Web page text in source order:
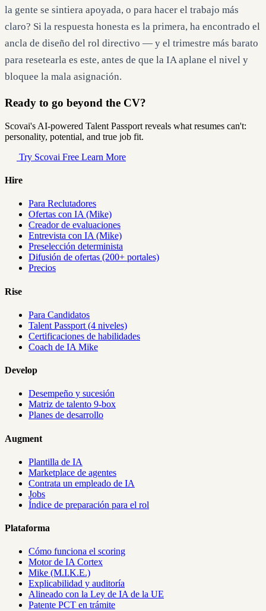
la gente se sintiera apoyada, o para hacer el trabajo más
claro? Si la respuesta honesta es la primera, ha encontrado el
ancla de diseño del rol directivo — y el trimestre más barato
para resetearla es este, antes de que la IA aplane el nivel y
bloquee la mala asignación.
Ready to go beyond the CV?
Scovai's AI-powered Talent Passport reveals what resumes can't:
personality, potential, and true job fit.
Try Scovai Free Learn More
Hire
Para Reclutadores
Ofertas con IA (Mike)
Creador de evaluaciones
Entrevista con IA (Mike)
Preselección determinista
Difusión de ofertas (200+ portales)
Precios
Rise
Para Candidatos
Talent Passport (4 niveles)
Certificaciones de habilidades
Coach de IA Mike
Develop
Desempeño y sucesión
Matriz de talento 9-box
Planes de desarrollo
Augment
Plantilla de IA
Marketplace de agentes
Contrata un empleado de IA
Jobs
Índice de preparación para el rol
Plataforma
Cómo funciona el scoring
Motor de IA Cortex
Mike (M.I.K.E.)
Explicabilidad y auditoría
Alineado con la Ley de IA de la UE
Patente PCT en trámite